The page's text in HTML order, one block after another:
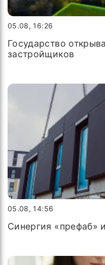
05.08, 16:26
Государство
застройщиков
05.08, 14:56
Синергия «префаб»